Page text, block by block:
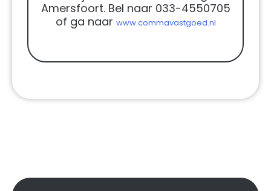
Amersfoort. Bel naar 033-4550705
of ga naar www.commavastgoed.nl